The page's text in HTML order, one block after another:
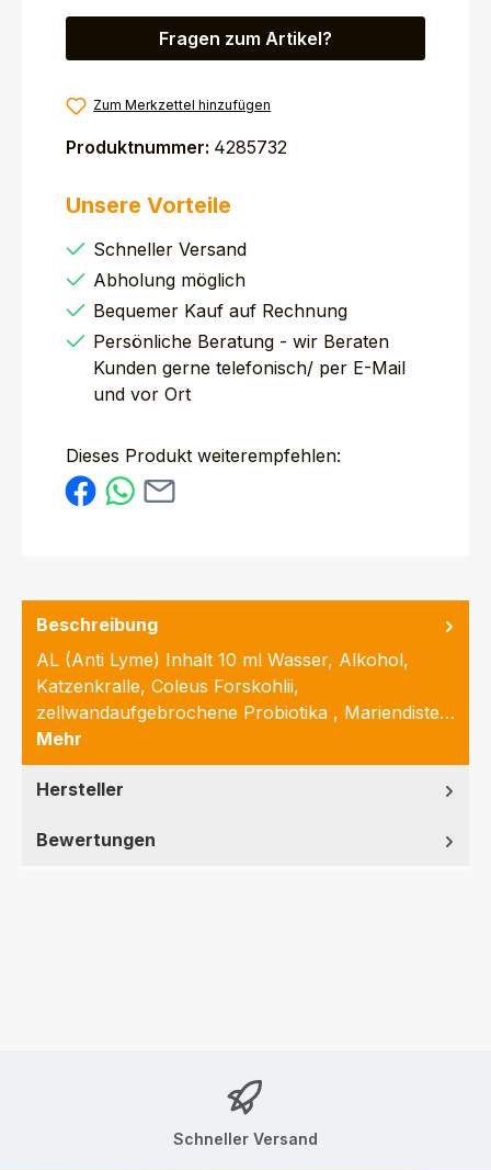
Fragen zum Artikel?
Zum Merkzettel hinzufügen
Produktnummer: 4285732
Unsere Vorteile
Schneller Versand
Abholung möglich
Bequemer Kauf auf Rechnung
Persönliche Beratung - wir Beraten
Kunden gerne telefonisch/ per E-Mail
und vor Ort
Dieses Produkt weiterempfehlen:
Beschreibung
AL (Anti Lyme) Inhalt 10 ml Wasser, Alkohol,
Katzenkralle, Coleus Forskohlii,
zellwandaufgebrochene Probiotika , Mariendiste…
Mehr
Hersteller
Bewertungen
Schneller Versand